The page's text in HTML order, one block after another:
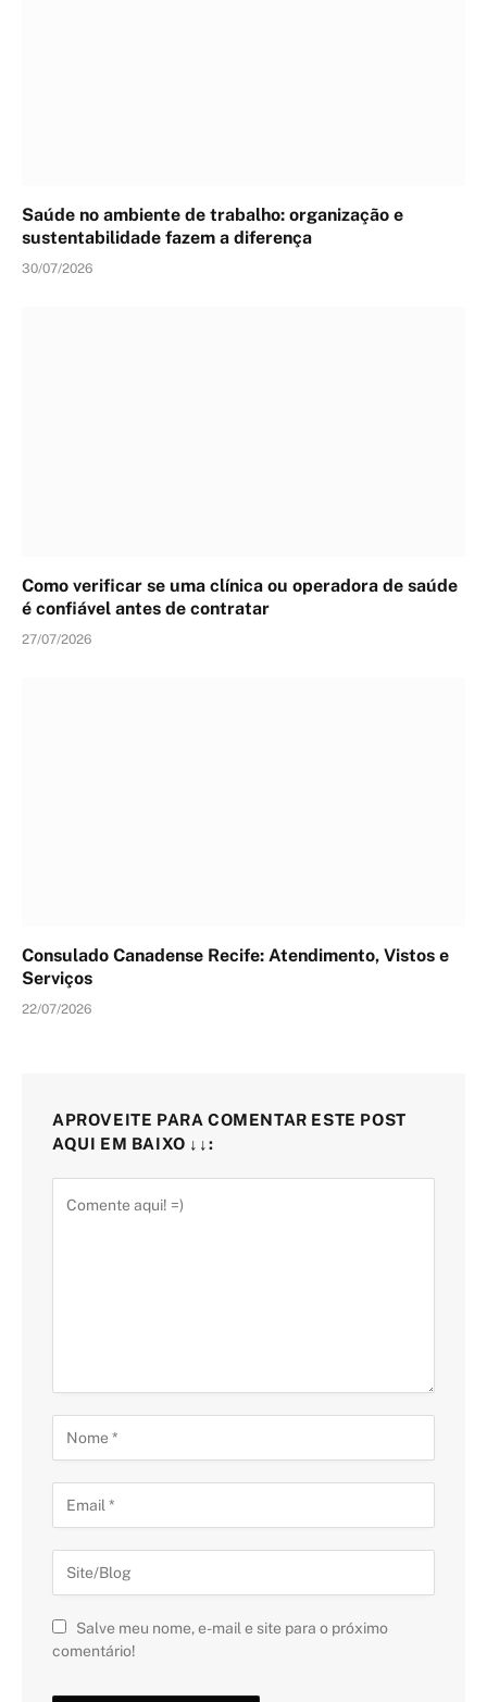
Saúde no ambiente de trabalho: organização e
sustentabilidade fazem a diferença
30/07/2026
Como verificar se uma clínica ou operadora de saúde
é confiável antes de contratar
27/07/2026
Consulado Canadense Recife: Atendimento, Vistos e
Serviços
22/07/2026
APROVEITE PARA COMENTAR ESTE POST
AQUI EM BAIXO ↓↓:
Salve meu nome, e-mail e site para o próximo
comentário!